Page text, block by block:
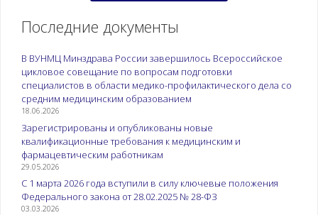
Последние документы
В ВУНМЦ Минздрава России завершилось Всероссийское
цикловое совещание по вопросам подготовки
специалистов в области медико-профилактического дела со
средним медицинским образованием
18.06.2026
Зарегистрированы и опубликованы новые
квалификационные требования к медицинским и
фармацевтическим работникам
29.05.2026
С 1 марта 2026 года вступили в силу ключевые положения
Федерального закона от 28.02.2025 № 28-ФЗ
03.03.2026